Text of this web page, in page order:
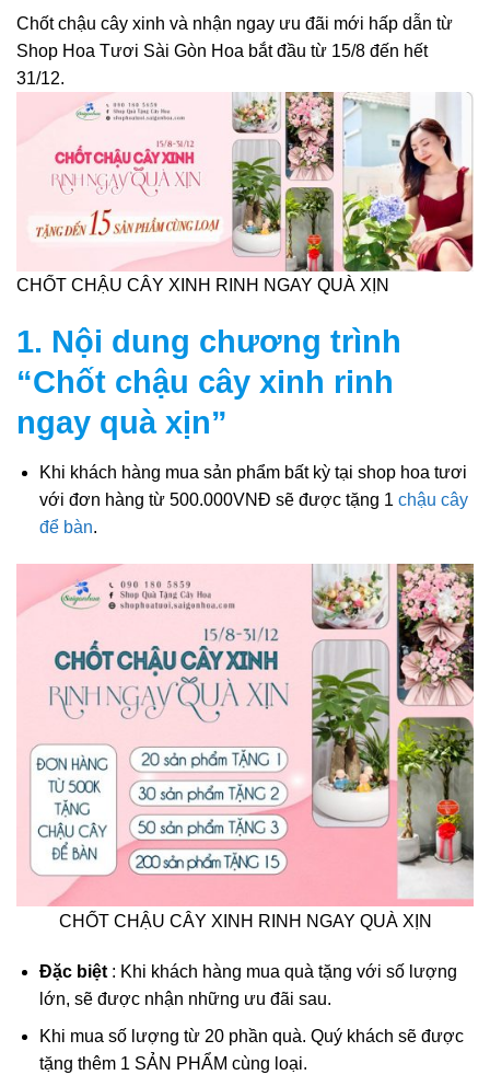
Chốt chậu cây xinh và nhận ngay ưu đãi mới hấp dẫn từ
Shop Hoa Tươi Sài Gòn Hoa bắt đầu từ 15/8 đến hết
31/12.
CHỐT CHẬU CÂY XINH RINH NGAY QUÀ XỊN
1. Nội dung chương trình
“Chốt chậu cây xinh rinh
ngay quà xịn”
Khi khách hàng mua sản phẩm bất kỳ tại shop hoa tươi
với đơn hàng từ 500.000VNĐ sẽ được tặng 1 chậu cây
để bàn.
CHỐT CHẬU CÂY XINH RINH NGAY QUÀ XỊN
Đặc biệt: Khi khách hàng mua quà tặng với số lượng
lớn, sẽ được nhận những ưu đãi sau.
Khi mua số lượng từ 20 phần quà. Quý khách sẽ được
tặng thêm 1 SẢN PHẨM cùng loại.